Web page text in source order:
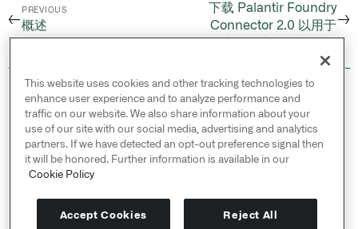
←
PREVIOUS
概述
下载 Palantir Foundry
Connector 2.0 以用于→
© 2026 Palantir Technologies Inc. All rights
reserved.
Cookies Statement ↗
Privacy Statement ↗
Terms of Use ↗
Do Not Sell or Share My Personal Information
This website uses cookies and other tracking technologies to
enhance user experience and to analyze performance and
traffic on our website. We also share information about your
use of our site with our social media, advertising and analytics
partners. If we have detected an opt-out preference signal then
it will be honored. Further information is available in our
Cookie Policy
Accept Cookies Reject All